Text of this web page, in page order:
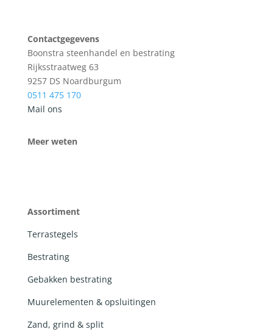
Contactgegevens
Boonstra steenhandel en bestrating
Rijksstraatweg 63
9257 DS Noardburgum
0511 475 170
Mail ons
Meer weten
Assortiment
Terrastegels
Bestrating
Gebakken bestrating
Muurelementen & opsluitingen
Zand, grind & split